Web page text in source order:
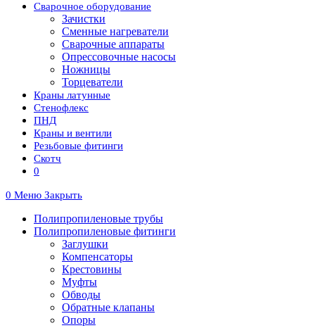
Сварочное оборудование
Зачистки
Сменные нагреватели
Сварочные аппараты
Опрессовочные насосы
Ножницы
Торцеватели
Краны латунные
Стенофлекс
ПНД
Краны и вентили
Резьбовые фитинги
Скотч
0
0 Меню Закрыть
Полипропиленовые трубы
Полипропиленовые фитинги
Заглушки
Компенсаторы
Крестовины
Муфты
Обводы
Обратные клапаны
Опоры